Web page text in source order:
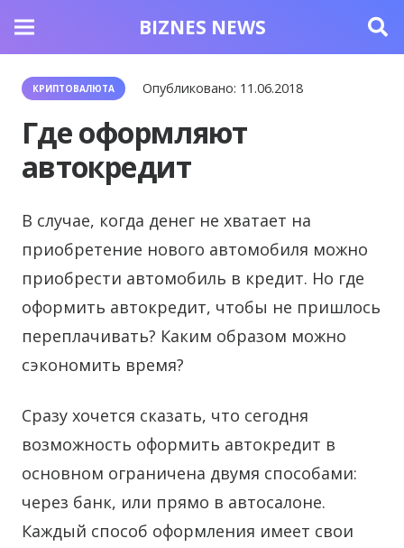
BIZNES NEWS
КРИПТОВАЛЮТА Опубликовано: 11.06.2018
Где оформляют
автокредит
В случае, когда денег не хватает на
приобретение нового автомобиля можно
приобрести автомобиль в кредит. Но где
оформить автокредит, чтобы не пришлось
переплачивать? Каким образом можно
сэкономить время?
Сразу хочется сказать, что сегодня
возможность оформить автокредит в
основном ограничена двумя способами:
через банк, или прямо в автосалоне.
Каждый способ оформления имеет свои